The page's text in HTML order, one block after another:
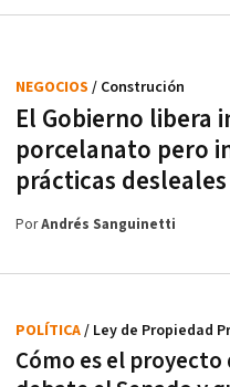
El Gobierno libera
porcelanato pero
prácticas desleales
NEGOCIOS / Construción
PorAndrés Sanguinetti
Cómo es el
POLÍTICA/ Ley de Propiedad